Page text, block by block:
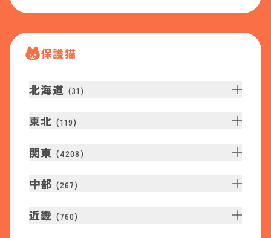
保護猫
北海道 (31 )
東北 (119)
関東 (4208 )
中部 (267)
近畿 (760)